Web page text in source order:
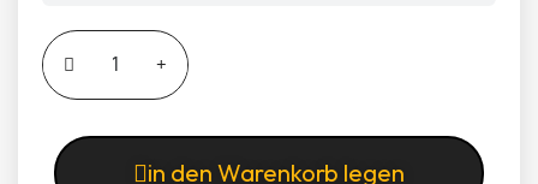
in den Warenkorb legen